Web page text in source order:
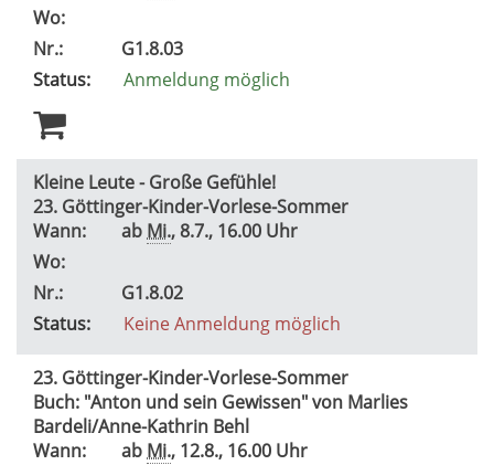
Wo:
Nr.:
G1.8.03
Status:
Anmeldung möglich
Kleine Leute - Große Gefühle!
23. Göttinger-Kinder-Vorlese-Sommer
Wann:
ab Mi., 8.7., 16.00 Uhr
Wo:
Nr.:
G1.8.02
Status:
Keine Anmeldung möglich
23. Göttinger-Kinder-Vorlese-Sommer
Buch: "Anton und sein Gewissen" von Marlies
Bardeli/Anne-Kathrin Behl
Wann:
ab Mi., 12.8., 16.00 Uhr